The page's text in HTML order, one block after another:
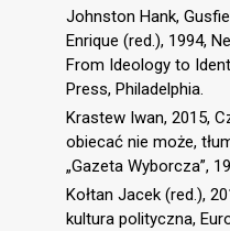
Johnston Hank,
Enrique (red.), 1994,
From Ideology to
Press, Philadelphia.
Krastew Iwan, 2015,
obiecać nie może,
„Gazeta Wyborcza”,
Kołtan Jacek (red.),
kultura polityczna,